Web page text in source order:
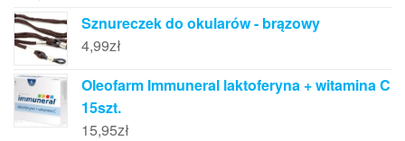
Sznureczek do okularów - brązowy
4,99zł
Oleofarm Immuneral laktoferyna + witamina C
15szt.
15,95zł